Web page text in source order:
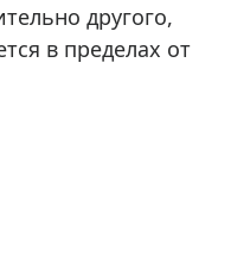
другого,
в пределах от